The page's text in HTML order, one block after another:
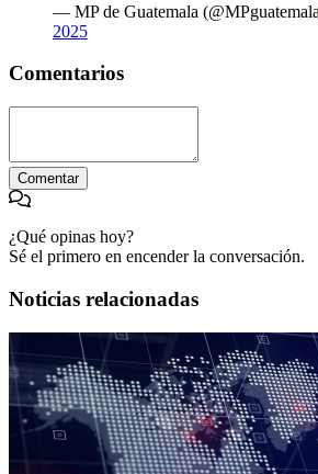
— MP de Guatemala
2025
Comentarios
Comentar
¿Qué opinas hoy?
Sé el primero en encender la conversación.
Noticias relacionadas